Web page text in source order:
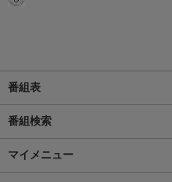
番組表
番組検索
マイメニュー